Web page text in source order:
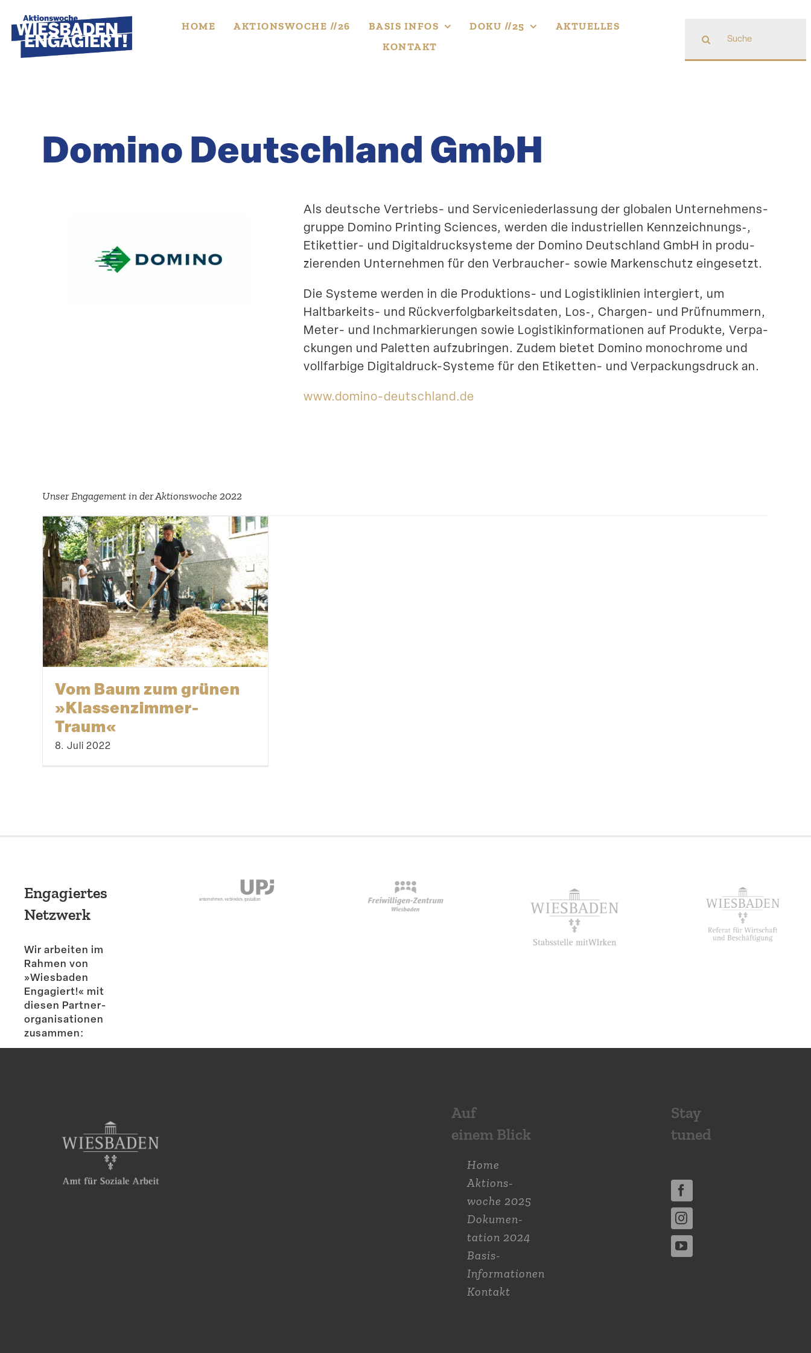
to
content
HOME AKTIONS­WOCHE //26 BASIS INFOS DOKU //25
AKTUELLES
KONTAKT
nach:
Domino Deutschland GmbH
Als deutsche Vertriebs- und Service­nie­der­lassung der globalen Unter­neh­mens­
gruppe Domino Printing Sciences, werden die indus­tri­ellen Kennzeichnungs‑,
Etikettier- und Digital­druck­systeme der Domino Deutschland GmbH in produ­
zie­renden Unter­nehmen für den Verbraucher- sowie Marken­schutz eingesetzt.
Die Systeme werden in die Produktions- und Logis­tik­linien inter­giert, um
Haltbarkeits- und Rückver­folg­bar­keits­daten, Los‑, Chargen- und Prüfnummern,
Meter- und Inchmar­kie­rungen sowie Logis­tik­in­for­ma­tionen auf Produkte, Verpa­
ckungen und Paletten aufzu­bringen. Zudem bietet Domino monochrome und
vollfarbige Digitaldruck-Systeme für den Etiketten- und Verpa­ckungs­druck an.
www​.domino​-deutschland​.de
Unser Engagement in der Aktions­woche 2022
Vom Baum zum grünen
»Klassenzimmer-
Traum«
8. Juli 2022
Engagiertes
Netzwerk
Wir arbeiten im
Rahmen von
»Wiesbaden
Engagiert!« mit
diesen Partner­
or­ga­ni­sa­tionen
zusammen:
Auf
einem Blick
Home
Aktions­
woche 2025
Dokumen­
tation 2024
Basis-
Informationen
Kontakt
Stay
tuned